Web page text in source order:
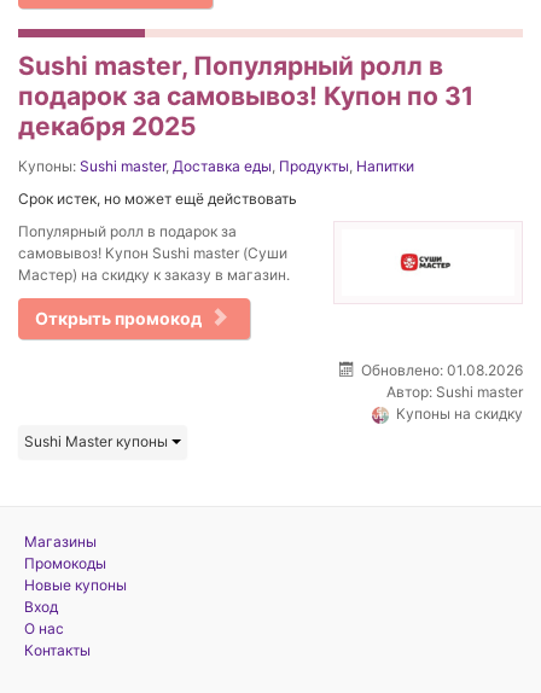
Sushi master, Популярный ролл в
подарок за самовывоз! Купон по 31
декабря 2025
Купоны: Sushi master, Доставка еды, Продукты, Напитки
Срок истек, но может ещё действовать
Популярный ролл в подарок за
самовывоз! Купон Sushi master (Суши
Мастер) на скидку к заказу в магазин.
Открыть промокод
Обновлено: 01.08.2026
Автор: Sushi master
Купоны на скидку
Sushi Master купоны
Магазины
Промокоды
Новые купоны
Вход
О нас
Контакты